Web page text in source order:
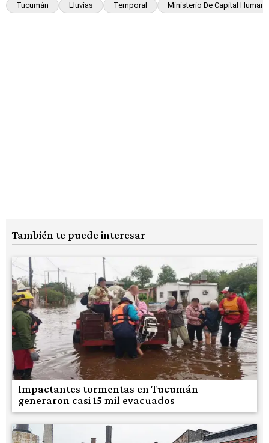
Tucumán Lluvias Temporal Ministerio De Capital Humano
También te puede interesar
Impactantes tormentas en Tucumán
generaron casi 15 mil evacuados